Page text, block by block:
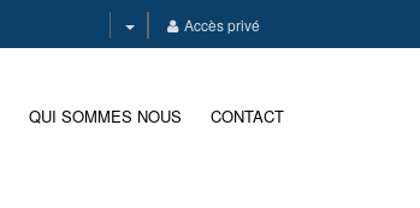
Accès privé
QUI SOMMES NOUS CONTACT